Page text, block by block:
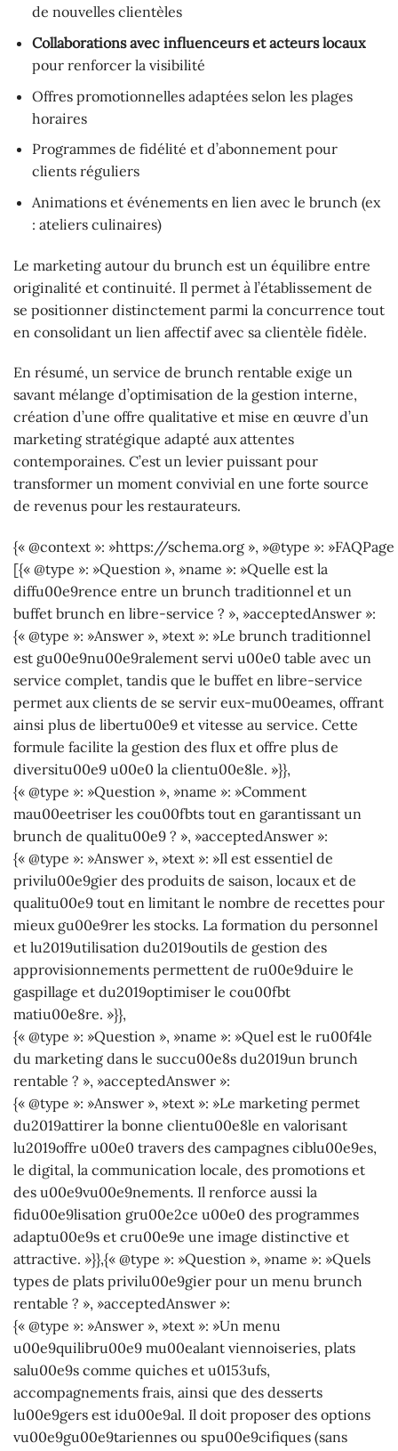
de nouvelles clientèles
Collaborations avec influenceurs et acteurs locaux
pour renforcer la visibilité
Offres promotionnelles adaptées selon les plages
horaires
Programmes de fidélité et d’abonnement pour
clients réguliers
Animations et événements en lien avec le brunch (ex
: ateliers culinaires)
Le marketing autour du brunch est un équilibre entre
originalité et continuité. Il permet à l’établissement de
se positionner distinctement parmi la concurrence tout
en consolidant un lien affectif avec sa clientèle fidèle.
En résumé, un service de brunch rentable exige un
savant mélange d’optimisation de la gestion interne,
création d’une offre qualitative et mise en œuvre d’un
marketing stratégique adapté aux attentes
contemporaines. C’est un levier puissant pour
transformer un moment convivial en une forte source
de revenus pour les restaurateurs.
{« @context »: »https://schema.org », »@type »:
[{« @type »: »Question », »name »: »Quelle est la
diffu00e9rence entre un brunch traditionnel et un
buffet brunch en libre-service ? », »acceptedAnswer »:
{« @type »: »Answer », »text »: »Le brunch traditionnel
est gu00e9nu00e9ralement servi u00e0 table avec un
service complet, tandis que le buffet en libre-service
permet aux clients de se servir eux-mu00eames, offrant
ainsi plus de libertu00e9 et vitesse au service. Cette
formule facilite la gestion des flux et offre plus de
diversitu00e9 u00e0 la clientu00e8le. »}},
{« @type »: »Question », »name »: »Comment
mau00eetriser les cou00fbts tout en garantissant un
brunch de qualitu00e9 ? », »acceptedAnswer »:
{« @type »: »Answer », »text »: »Il est essentiel de
privilu00e9gier des produits de saison, locaux et de
qualitu00e9 tout en limitant le nombre de recettes pour
mieux gu00e9rer les stocks. La formation du personnel
et lu2019utilisation du2019outils de gestion des
approvisionnements permettent de ru00e9duire le
gaspillage et du2019optimiser le cou00fbt
matiu00e8re. »}},
{« @type »: »Question », »name »: »Quel est le ru00f4le
du marketing dans le succu00e8s du2019un brunch
rentable ? », »acceptedAnswer »:
{« @type »: »Answer », »text »: »Le marketing permet
du2019attirer la bonne clientu00e8le en valorisant
lu2019offre u00e0 travers des campagnes ciblu00e9es,
le digital, la communication locale, des promotions et
des u00e9vu00e9nements. Il renforce aussi la
fidu00e9lisation gru00e2ce u00e0 des programmes
adaptu00e9s et cru00e9e une image distinctive et
attractive. »}},{« @type »: »Question », »name »: »Quels
types de plats privilu00e9gier pour un menu brunch
rentable ? », »acceptedAnswer »:
{« @type »: »Answer », »text »: »Un menu
u00e9quilibru00e9 mu00ealant viennoiseries, plats
salu00e9s comme quiches et u0153ufs,
accompagnements frais, ainsi que des desserts
lu00e9gers est idu00e9al. Il doit proposer des options
vu00e9gu00e9tariennes ou spu00e9cifiques (sans